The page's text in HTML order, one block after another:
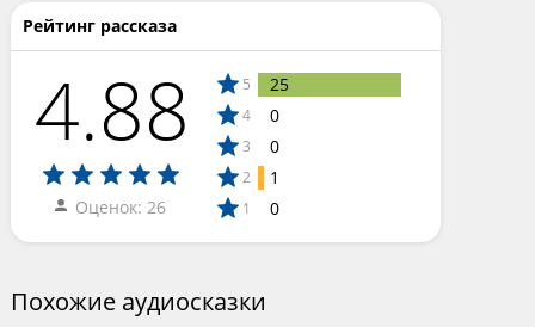
Рейтинг рассказа
4.88
Оценок: 26
5 25
4 0
3 0
2 1
1 0
Похожие аудиосказки